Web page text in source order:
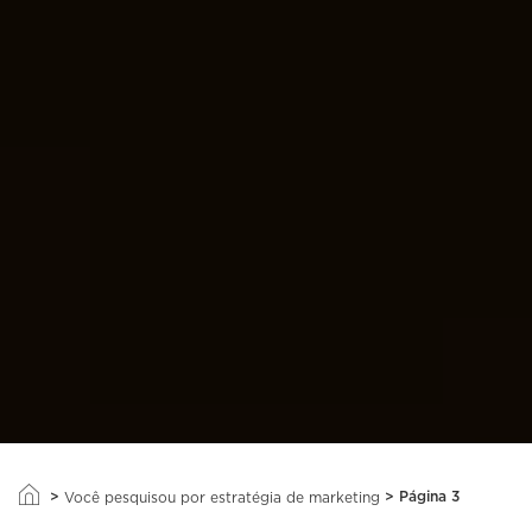
> Você pesquisou por estratégia de marketing > Página 3